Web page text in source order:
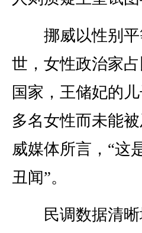
挪威以性别平
世，女性政治家
国家，王储妃的
多名女性而未能
威媒体所言，“这
丑闻”。
民调数据清晰